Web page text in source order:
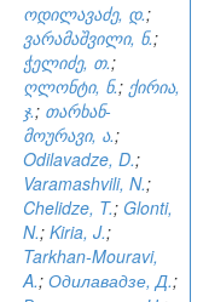
ოდილავაძე, დ.;
ვარამაშვილი, ნ.;
ჭელიძე, თ.;
ღლონტი, ნ.; ქირია,
ჯ.; თარხან-
მოურავი, ა.;
Odilavadze, D.;
Varamashvili, N.;
Chelidze, T.; Glonti,
N.; Kiria, J.;
Tarkhan-Mouravi,
A.; Одилавадзе, Д.;